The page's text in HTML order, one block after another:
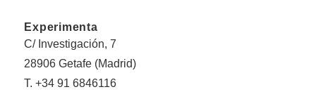
Experimenta
C/ Investigación, 7
28906 Getafe (Madrid)
T. +34 91 6846116